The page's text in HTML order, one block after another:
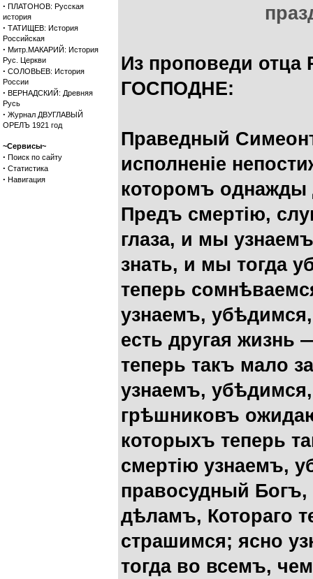
· ПЛАТОНОВ: Русская
история
· ТАТИЩЕВ: История
Российская
· Митр.МАКАРИЙ: История
Рус. Церкви
· СОЛОВЬЕВ: История
России
· ВЕРНАДСКИЙ: Древняя
Русь
· Журнал ДВУГЛАВЫЙ
ОРЕЛЪ 1921 год
~Сервисы~
· Поиск по сайту
· Статистика
· Навигация
Из проповеди
ГОСПОДНЕ:
Праведный
исполненіе
которомъ однажды
Предъ смертію,
глаза, и мы
знать, и мы тогда
теперь
узнаемъ,
есть другая
теперь такъ мало
узнаемъ,
грѣшниковъ
которыхъ теперь
смертію узнаемъ,
правосудный
дѣламъ, Котораго
страшимся; ясно
тогда во всемъ,